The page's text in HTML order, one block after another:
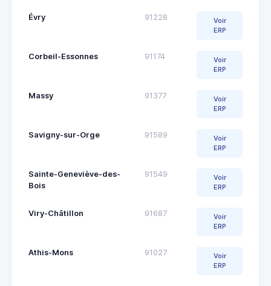
Évry 91228
Voir
ERP
Corbeil-Essonnes 91174
Voir
ERP
Massy 91377
Voir
ERP
Savigny-sur-Orge 91589
Voir
ERP
Sainte-Geneviève-des-
Bois
91549
Voir
ERP
Viry-Châtillon 91687
Voir
ERP
Athis-Mons 91027
Voir
ERP